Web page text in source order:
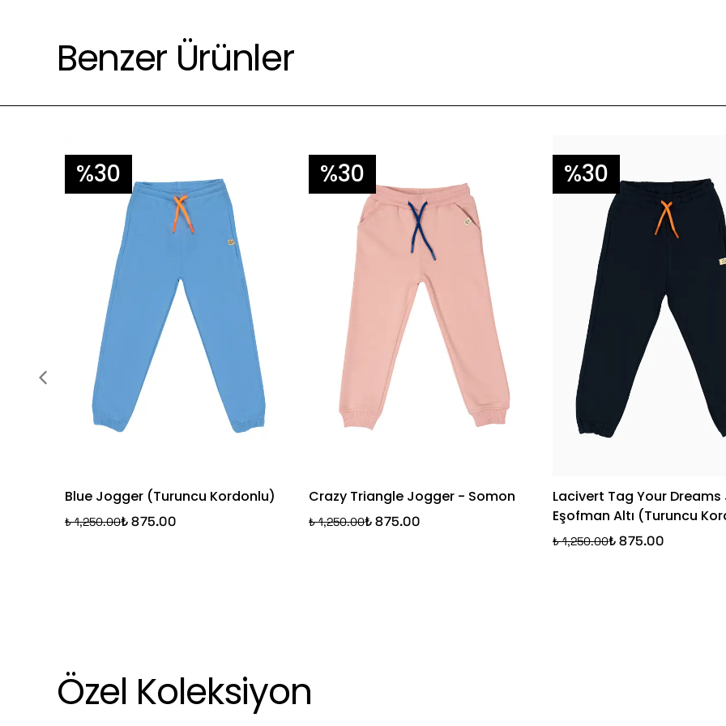
Benzer Ürünler
%30
Blue Jogger (Turuncu Kordonlu)
₺ 1,250.00₺ 875.00
%30
Crazy Triangle Jogger - Somon
₺ 1,250.00₺ 875.00
%30
Lacivert Tag Your
Eşofman Altı (Turuncu
₺ 1,250.00₺ 875.00
Özel Koleksiyon